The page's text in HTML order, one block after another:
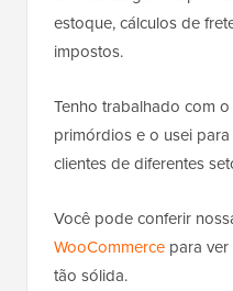
estoque, cálculos de
impostos.
Tenho trabalhado com
primórdios e o usei
clientes de diferentes
Você pode conferir
WooCommerce para
tão sólida.